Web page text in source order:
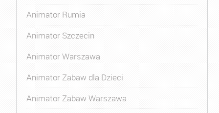
Animator Rumia
Animator Szczecin
Animator Warszawa
Animator Zabaw dla Dzieci
Animator Zabaw Warszawa